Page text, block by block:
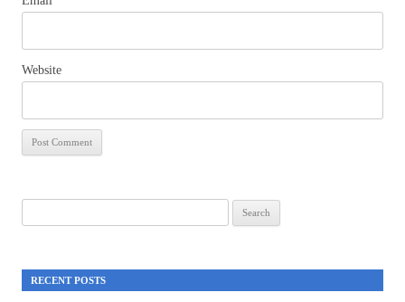
Website
for:
RECENT POSTS